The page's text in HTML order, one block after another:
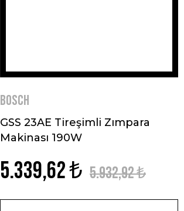
BOSCH
GSS 23AE Tireşimli Zımpara
Makinası 190W
5.339,62 ₺ 5.932,92 ₺